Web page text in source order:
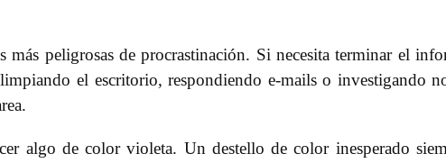
más peligrosas de procrastinación. Si necesita terminar el
el escritorio, respondiendo e-mails o investigando
algo de color violeta. Un destello de color inesperado